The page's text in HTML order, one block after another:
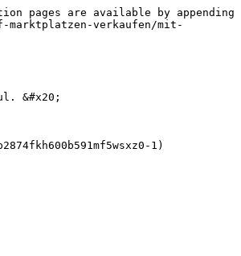
pages are available by appending
verkaufen/mit-
&#x20;
1)